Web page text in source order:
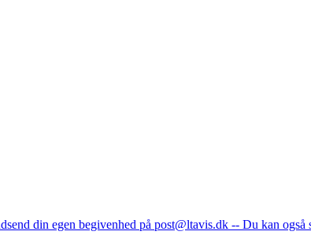
din egen begivenhed på post@ltavis.dk -- Du kan